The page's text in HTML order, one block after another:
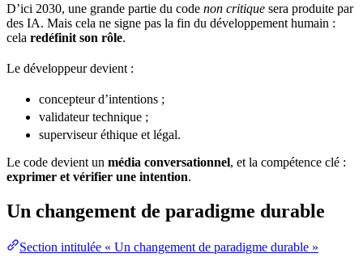
D’ici 2030, une grande partie du code non critique sera produite par
des IA. Mais cela ne signe pas la fin du développement humain :
cela redéfinit son rôle.
Le développeur devient :
concepteur d’intentions ;
validateur technique ;
superviseur éthique et légal.
Le code devient un média conversationnel, et la compétence clé :
exprimer et vérifier une intention.
Un changement de paradigme durable
Section intitulée « Un changement de paradigme durable »